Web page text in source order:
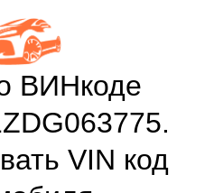
ВИНкоде
VIN код